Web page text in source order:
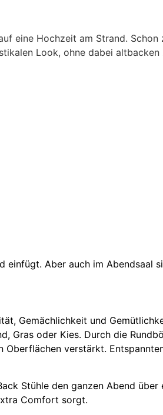
eine Hochzeit am Strand.
Look, ohne dabei altbacken
einfügt. Aber auch im Abendsaal
Gemächlichkeit und
Gras oder Kies. Durch die
verstärkt.
Stühle den ganzen Abend über
Comfort sorgt.